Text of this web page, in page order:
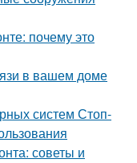
почему это
в вашем доме
систем Стоп-
советы и